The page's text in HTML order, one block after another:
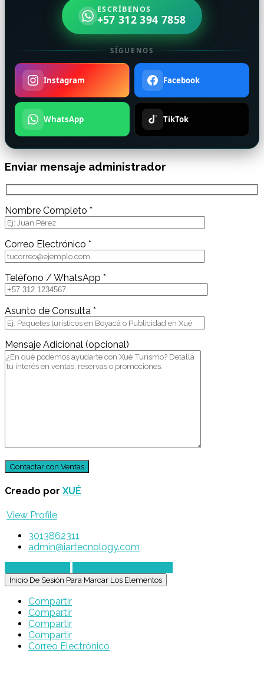
ESCRÍBENOS
+57 312 394 7858
SÍGUENOS
Instagram Facebook
WhatsApp TikTok
Enviar mensaje administrador
Nombre Completo *
Correo Electrónico *
Teléfono / WhatsApp *
Asunto de Consulta *
Mensaje Adicional (opcional)
Creado por XUÉ
View Profile
3013862311
admin@iartecnology.com
Inicio De Sesión Para Marcar Los Elementos
Compartir
Compartir
Compartir
Compartir
Correo Electrónico